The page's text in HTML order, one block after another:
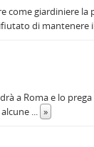
giardiniere la
di mantenere
a Roma e lo
... »